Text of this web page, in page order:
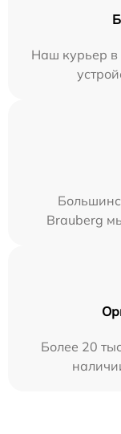
Наш курьер в
Brauberg
Более 20